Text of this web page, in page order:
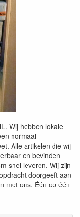
Wij hebben lokale
normaal
Alle artikelen die wij
en bevinden
snel leveren. Wij zijn
doorgeeft aan
met ons. Één op één